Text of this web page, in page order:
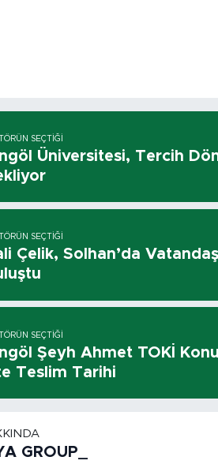
SEÇTIĞI
Üniversitesi, Tercih
SEÇTIĞI
Çelik, Solhan’da
SEÇTIĞI
Şeyh Ahmet TOKİ
Teslim Tarihi
GROUP_